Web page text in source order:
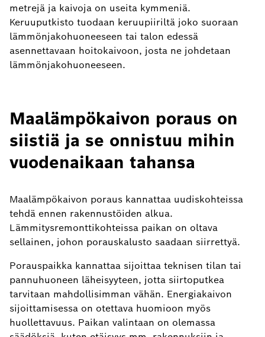
metrejä ja kaivoja on useita kymmeniä.
Keruuputkisto tuodaan keruupiiriltä joko suoraan
lämmönjakohuoneeseen tai talon edessä
asennettavaan hoitokaivoon, josta ne johdetaan
lämmönjakohuoneeseen.
Maalämpökaivon poraus on
siistiä ja se onnistuu mihin
vuodenaikaan tahansa
Maalämpökaivon poraus kannattaa uudiskohteissa
tehdä ennen rakennustöiden alkua.
Lämmitysremonttikohteissa paikan on oltava
sellainen, johon porauskalusto saadaan siirrettyä.
Porauspaikka kannattaa sijoittaa teknisen tilan tai
pannuhuoneen läheisyyteen, jotta siirtoputkea
tarvitaan mahdollisimman vähän. Energiakaivon
sijoittamisessa on otettava huomioon myös
huollettavuus. Paikan valintaan on olemassa